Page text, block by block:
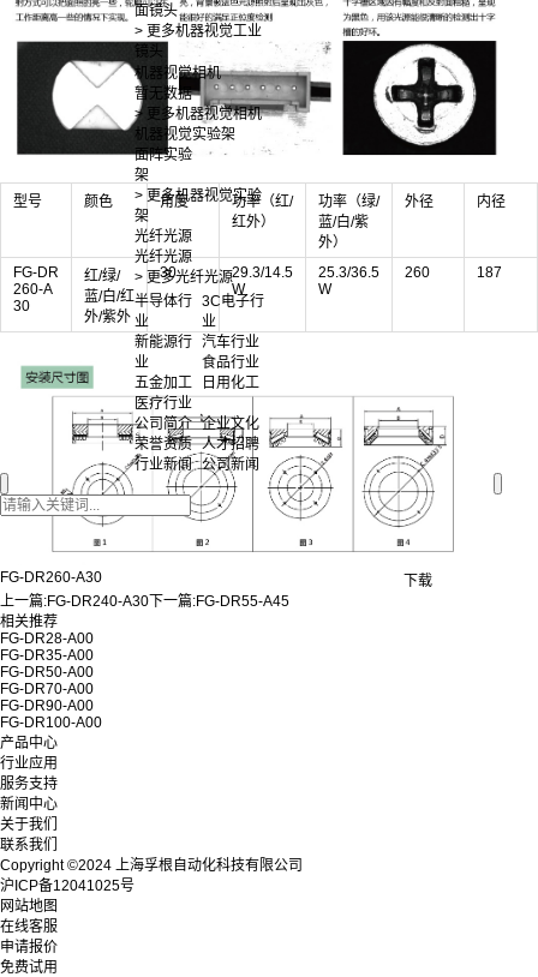
面镜头
> 更多机器视觉工业
镜头
机器视觉相机
暂无数据
> 更多机器视觉相机
机器视觉实验架
面阵实验
架
> 更多机器视觉实验
架
光纤光源
光纤光源
> 更多光纤光源
半导体行
业
3C电子行
业
新能源行
业
汽车行业
食品行业
五金加工
日用化工
医疗行业
公司简介 企业文化
荣誉资质 人才招聘
行业新闻 公司新闻
型号 颜色 角度
功率（红/
红外）
功率（绿/
蓝/白/紫
外）
外径 内径
FG-DR
260-A
30
红/绿/
蓝/白/红
外/紫外
30
29.3/14.5
W
25.3/36.5
W
260 187
FG-DR260-A30
下载
上一篇:FG-DR240-A30下一篇:FG-DR55-A45
相关推荐
FG-DR28-A00
FG-DR35-A00
FG-DR50-A00
FG-DR70-A00
FG-DR90-A00
FG-DR100-A00
产品中心
行业应用
服务支持
新闻中心
关于我们
联系我们
Copyright ©2024 上海孚根自动化科技有限公司
沪ICP备12041025号
网站地图
在线客服
申请报价
免费试用